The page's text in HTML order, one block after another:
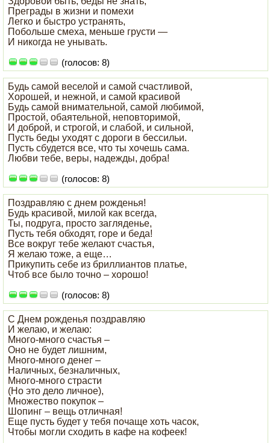
Преграды в жизни и помехи
Легко и быстро устранять,
Побольше смеха, меньше грусти —
И никогда не унывать.
(голосов: 8)
Будь самой веселой и самой счастливой,
Хорошей, и нежной, и самой красивой
Будь самой внимательной, самой любимой,
Простой, обаятельной, неповторимой,
И доброй, и строгой, и слабой, и сильной,
Пусть беды уходят с дороги в бессильи.
Пусть сбудется все, что ты хочешь сама.
Любви тебе, веры, надежды, добра!
(голосов: 8)
Поздравляю с днем рожденья!
Будь красивой, милой как всегда,
Ты, подруга, просто загляденье,
Пусть тебя обходят, горе и беда!
Все вокруг тебе желают счастья,
Я желаю тоже, а еще…
Прикупить себе из бриллиантов платье,
Чтоб все было точно – хорошо!
(голосов: 8)
С Днем рожденья поздравляю
И желаю, и желаю:
Много-много счастья –
Оно не будет лишним,
Много-много денег –
Наличных, безналичных,
Много-много страсти
(Но это дело личное),
Множество покупок –
Шопинг – вещь отличная!
Еще пусть будет у тебя почаще хоть часок,
Чтобы могли сходить в кафе на кофеек!